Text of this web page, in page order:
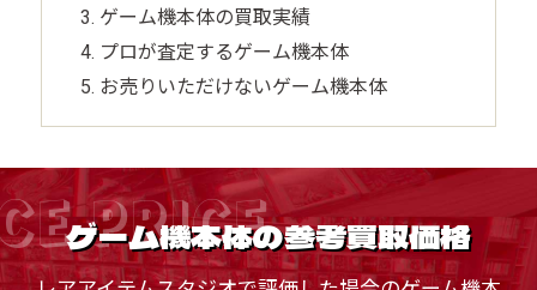
ゲーム機本体の買取実績
プロが査定するゲーム機本体
お売りいただけないゲーム機本体
PRICE
ゲーム機本体の参考買取価格